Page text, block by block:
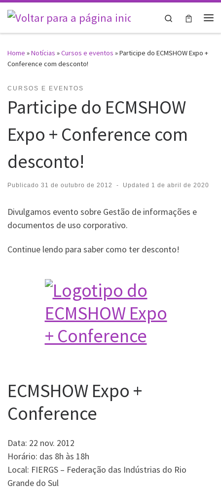
Skip to content
Search
Home »Notícias »Cursos e eventos »Participe do ECMSHOW Expo +
Conference com desconto!
CURSOS E EVENTOS
Participe do ECMSHOW
Expo + Conference com
desconto!
Publicado 31 de outubro de 2012 - Updated 1 de abril de 2020
Divulgamos evento sobre Gestão de informações e
documentos de uso corporativo.
Continue lendo para saber como ter desconto!
ECMSHOW Expo +
Conference
Data: 22 nov. 2012
Horário: das 8h às 18h
Local: FIERGS – Federação das Indústrias do Rio
Grande do Sul